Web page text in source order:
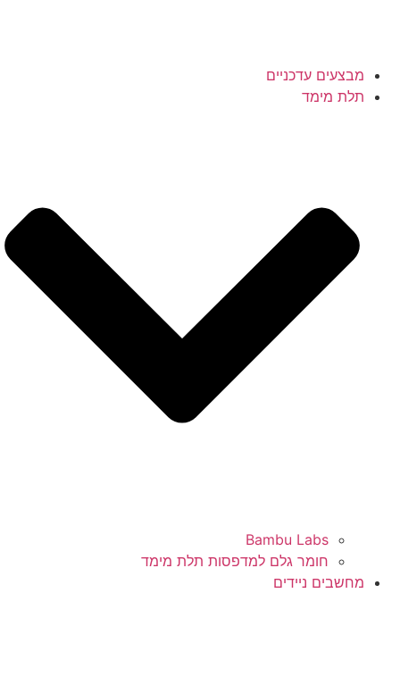
מבצעים עדכניים
תלת מימד
Bambu Labs
חומר גלם למדפסות תלת מימד
מחשבים ניידים